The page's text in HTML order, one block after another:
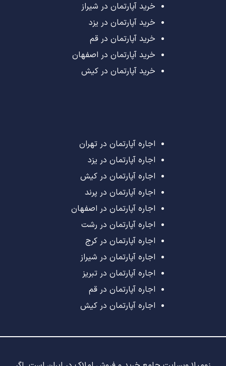
خرید آپارتمان در شیراز
خرید آپارتمان در یزد
خرید آپارتمان در قم
خرید آپارتمان در اصفهان
خرید آپارتمان در کیش
اجاره آپارتمان در تهران
اجاره آپارتمان در یزد
اجاره آپارتمان در کیش
اجاره آپارتمان در پرند
اجاره آپارتمان در اصفهان
اجاره آپارتمان در رشت
اجاره آپارتمان در کرج
اجاره آپارتمان در شیراز
اجاره آپارتمان در تبریز
اجاره آپارتمان در قم
اجاره آپارتمان در کیش